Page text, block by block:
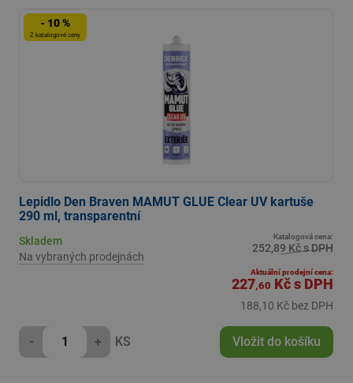
- 10 %
Z katalogové ceny
Lepidlo Den Braven MAMUT GLUE Clear UV kartuše
290 ml, transparentní
Skladem
Na vybraných prodejnách
Katalogová cena:
252,89 Kč s DPH
Aktuální prodejní cena:
227,60 Kčs DPH
188,10 Kč bez DPH
- + KS Vložit do košíku